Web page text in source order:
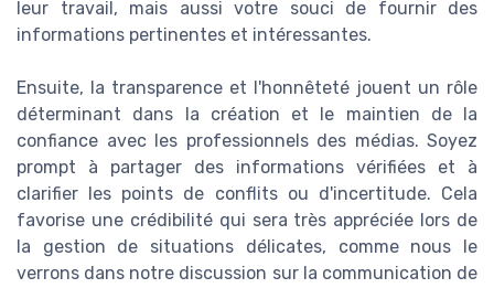
leur travail, mais aussi votre souci de fournir des
informations pertinentes et intéressantes.
Ensuite, la transparence et l'honnêteté jouent un rôle
déterminant dans la création et le maintien de la
confiance avec les professionnels des médias. Soyez
prompt à partager des informations vérifiées et à
clarifier les points de conflits ou d'incertitude. Cela
favorise une crédibilité qui sera très appréciée lors de
la gestion de situations délicates, comme nous le
verrons dans notre discussion sur la communication de